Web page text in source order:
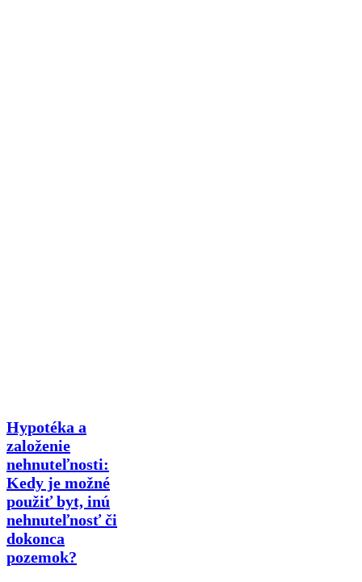
Hypotéka
a
založenie
nehnuteľnosti:
Kedy
je
možné
použiť
byt,
inú
nehnuteľnosť
Hypotéka a
založenie
nehnuteľnosti:
Kedy je možné
použiť byt, inú
nehnuteľnosť či
dokonca
pozemok?